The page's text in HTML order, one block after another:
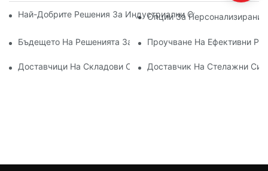
Най-Добрите Решения За Индустриални Стелажи За
Опции За Персонализирани
Бъдещето На Решенията За Палетни Стелажи: Тенденции
Проучване На Ефективни
Доставчици На Складови Стелажи: Какво Да Търсите
Доставчик На Стелажни